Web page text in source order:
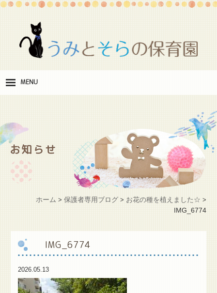
MENU
職
施 設紹介
護者様専用ブログ
お知らせ
ホーム > 保護者専用ブログ> お花の種を植えました☆ >
IMG_6774
IMG_6774
2026.05.13